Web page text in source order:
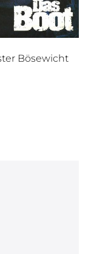
Bösewicht